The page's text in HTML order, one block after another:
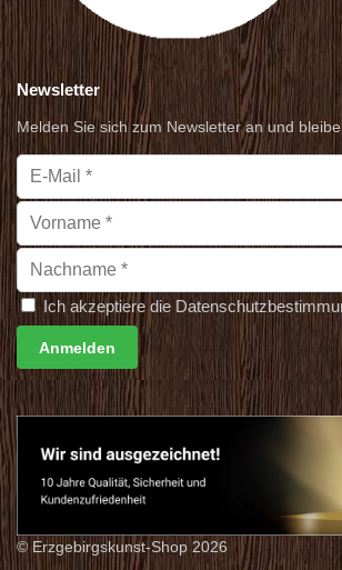
Newsletter
Melden Sie sich zum Newsletter an und
Ich akzeptiere die
© Erzgebirgskunst-Shop 2026